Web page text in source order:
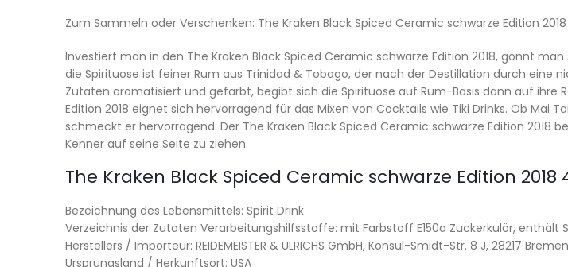
Zum Sammeln oder Verschenken: The Kraken Black Spiced Ceramic schwarze Edition 2018
Investiert man in den The Kraken Black Spiced Ceramic schwarze Edition 2018, gönnt
die Spirituose ist feiner Rum aus Trinidad & Tobago, der nach der Destillation durch
Zutaten aromatisiert und gefärbt, begibt sich die Spirituose auf Rum-Basis dann auf ihre
Edition 2018 eignet sich hervorragend für das Mixen von Cocktails wie Tiki Drinks. Ob Mai
schmeckt er hervorragend. Der The Kraken Black Spiced Ceramic schwarze Edition 2018
Kenner auf seine Seite zu ziehen.
The Kraken Black Spiced Ceramic schwarze Edition 2018
Bezeichnung des Lebensmittels: Spirit Drink
Verzeichnis der Zutaten Verarbeitungshilfsstoffe: mit Farbstoff E150a Zuckerkulör, enthält
Herstellers / Importeur: REIDEMEISTER & ULRICHS GmbH, Konsul-Smidt-Str. 8 J, 28217
Ursprungsland / Herkunftsort: USA